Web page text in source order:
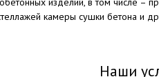
камеры сушки бетона и
Наши